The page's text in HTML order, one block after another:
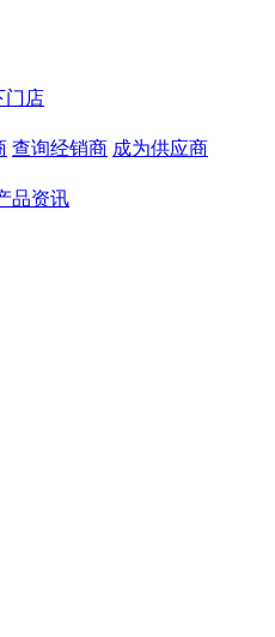
门店
查询经销商 成为供应商
品资讯